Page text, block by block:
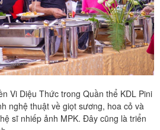
Vi Diệu Thức trong Quần thể KDL Pini
nghệ thuật về giọt sương, hoa cỏ và
sĩ nhiếp ảnh MPK. Đây cũng là triển